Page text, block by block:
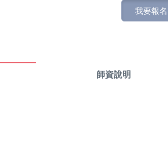
我要報名
師資說明